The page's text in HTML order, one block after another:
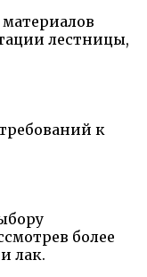
лестницы,
к
более
лак.